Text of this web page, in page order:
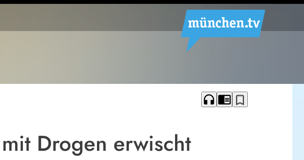
headphones chrome_reader_mode bookmark_border
Drogen erwischt